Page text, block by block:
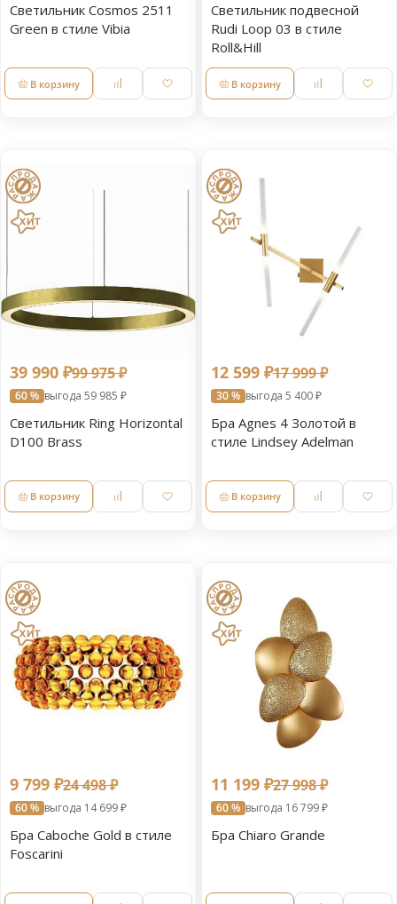
Светильник Cosmos 2511
Green в стиле Vibia
В корзину
Светильник подвесной
Rudi Loop 03 в стиле
Roll&Hill
В корзину
39 990 ₽99 975 ₽
60 % выгода 59 985 ₽
Светильник Ring Horizontal
D100 Brass
В корзину
12 599 ₽17 999 ₽
30 % выгода 5 400 ₽
Бра Agnes 4 Золотой в
стиле Lindsey Adelman
В корзину
9 799 ₽24 498 ₽
60 % выгода 14 699 ₽
Бра Caboche Gold в стиле
Foscarini
11 199 ₽27 998 ₽
60 % выгода 16 799 ₽
Бра Chiaro Grande